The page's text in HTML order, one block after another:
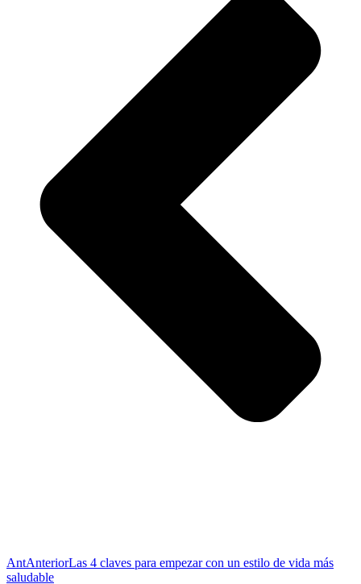
AntAnteriorLas 4 claves para empezar con un estilo de vida más
saludable